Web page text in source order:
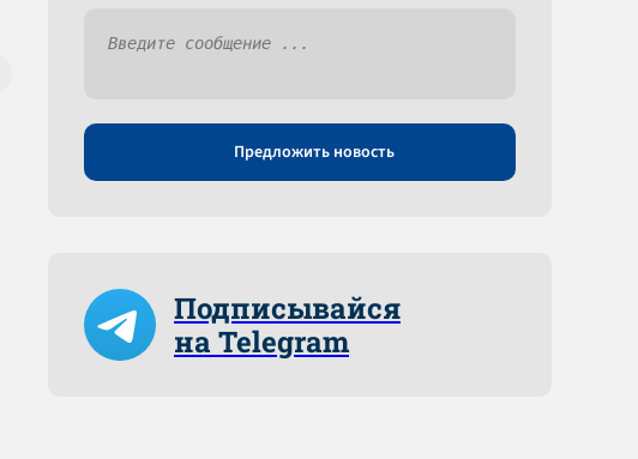
Предложить новость
Подписывайся
на Telegram